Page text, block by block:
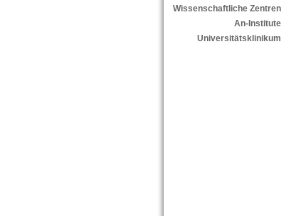
Wissenschaftliche Zentren
An-Institute
Universitätsklinikum